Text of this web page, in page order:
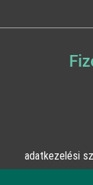
adatkezelési